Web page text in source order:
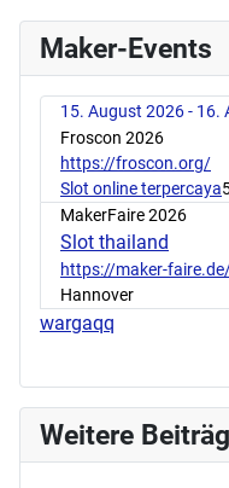
Maker-Events
15. August 2026 - 16.
Froscon 2026
https://froscon.org/
Slot online terpercaya
MakerFaire 2026
Slot thailand
https://maker-
Hannover
wargaqq
Weitere